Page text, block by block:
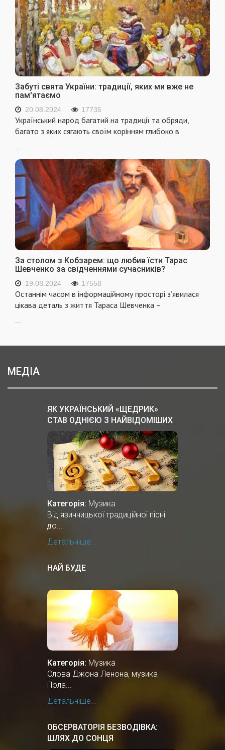
Забуті свята України: традиції, яких ми вже не
пам'ятаємо
20.08.2024 17735
Український народ багатий на традиції та обряди,
багато з яких сягають своїм корінням глибоко в
...
За столом з Кобзарем: що любив їсти Тарас
Шевченко за свідченнями сучасників?
19.08.2024 17558
Останнім часом в інформаційному просторі з’явилася
цікава деталь з життя Тараса Шевченка –
МЕДІА
ЯК УКРАЇНСЬКИЙ «ЩЕДРИК»
СТАВ ОДНІЄЮ З НАЙВІДОМІШИХ
РІЗДВЯНИХ ПІСЕНЬ У СВІТІ
Категорія: Музика
Від язичницької традиційної пісні
до...
Детальніше...
НАЙ БУДЕ
Категорія: Музика
Слова Джона Ленона, музика
Пола...
Детальніше...
ОБСЕРВАТОРІЯ БЕЗВОДІВКА:
ШЛЯХ ДО СОНЦЯ